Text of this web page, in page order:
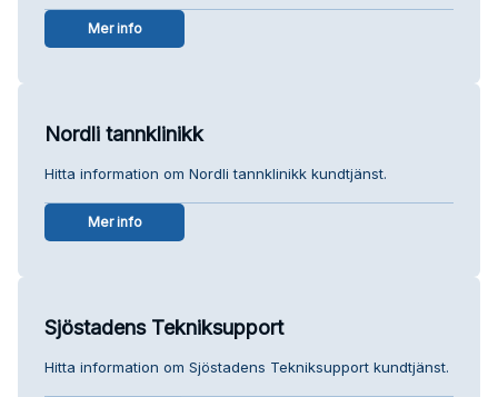
Mer info
Nordli tannklinikk
Hitta information om Nordli tannklinikk kundtjänst.
Mer info
Sjöstadens Tekniksupport
Hitta information om Sjöstadens Tekniksupport kundtjänst.